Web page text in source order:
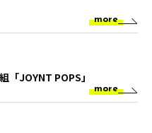
more
「JOYNT POPS」
more